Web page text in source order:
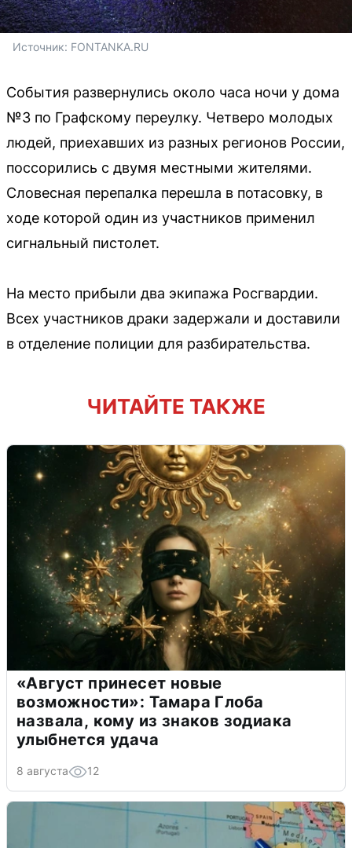
Источник: FONTANKA.RU
События развернулись около часа ночи у дома
№3 по Графскому переулку. Четверо молодых
людей, приехавших из разных регионов России,
поссорились с двумя местными жителями.
Словесная перепалка перешла в потасовку, в
ходе которой один из участников применил
сигнальный пистолет.
На место прибыли два экипажа Росгвардии.
Всех участников драки задержали и доставили
в отделение полиции для разбирательства.
ЧИТАЙТЕ ТАКЖЕ
«Август принесет новые
возможности»: Тамара Глоба
назвала, кому из знаков зодиака
улыбнется удача
8 августа 12